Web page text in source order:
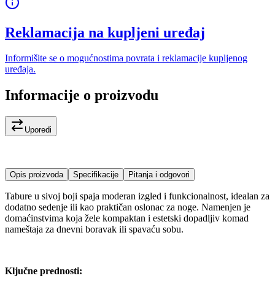
Reklamacija na kupljeni uređaj
Informišite se o mogućnostima povrata i reklamacije kupljenog
uređaja.
Informacije o proizvodu
Uporedi
Opis proizvoda Specifikacije Pitanja i odgovori
Tabure u sivoj boji spaja moderan izgled i funkcionalnost, idealan za
dodatno sedenje ili kao praktičan oslonac za noge. Namenjen je
domaćinstvima koja žele kompaktan i estetski dopadljiv komad
nameštaja za dnevni boravak ili spavaću sobu.
Ključne prednosti: